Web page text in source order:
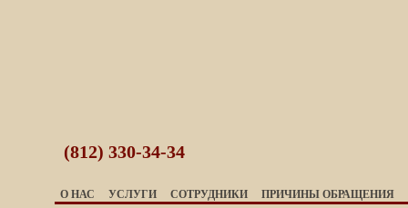
(812) 330-34-34
О НАС УСЛУГИ СОТРУДНИКИ ПРИЧИНЫ ОБРАЩЕНИЯ